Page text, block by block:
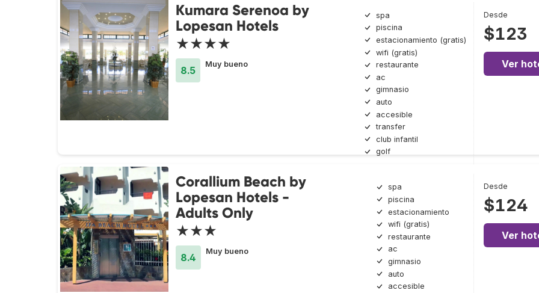
Kumara Serenoa by
Lopesan Hotels
★★★★
8.5
Muy bueno
spa
piscina
estacionamiento (gratis)
wifi (gratis)
restaurante
ac
gimnasio
auto
accesible
transfer
club infantil
golf
Desde
$123
Ver
Corallium Beach by
Lopesan Hotels -
Adults Only
★★★
8.4
Muy bueno
spa
piscina
estacionamiento
wifi (gratis)
restaurante
ac
gimnasio
auto
accesible
Desde
$124
Ver